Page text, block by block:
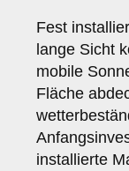
Fest
lange Sicht
mobile
Fläche
installierte